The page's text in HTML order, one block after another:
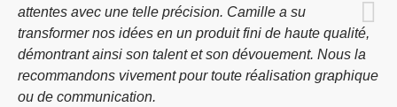
attentes avec une telle précision. Camille a su
transformer nos idées en un produit fini de haute qualité,
démontrant ainsi son talent et son dévouement. Nous la
recommandons vivement pour toute réalisation graphique
ou de communication.